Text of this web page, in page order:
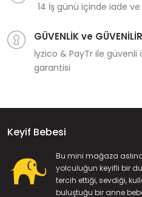
14 İş günü içinde iade ve
GÜVENLİK ve
İyzico & PayTr ile
garantisi
Keyif Bebesi
Bu mini mağaza
yolculuğun keyifli bir
tercih ettiği, sevdiği,
buluştuğu bir anne